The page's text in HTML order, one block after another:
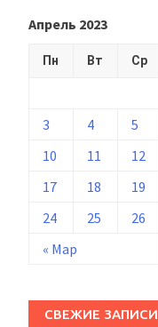
Апрель 2023
Пн Вт Ср
« Мар
3
4 5
10
11 12
17
18 19
24
25 26
СВЕЖИЕ ЗАПИСИ